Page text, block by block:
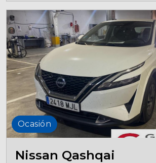
Ocasión
Nissan Qashqai